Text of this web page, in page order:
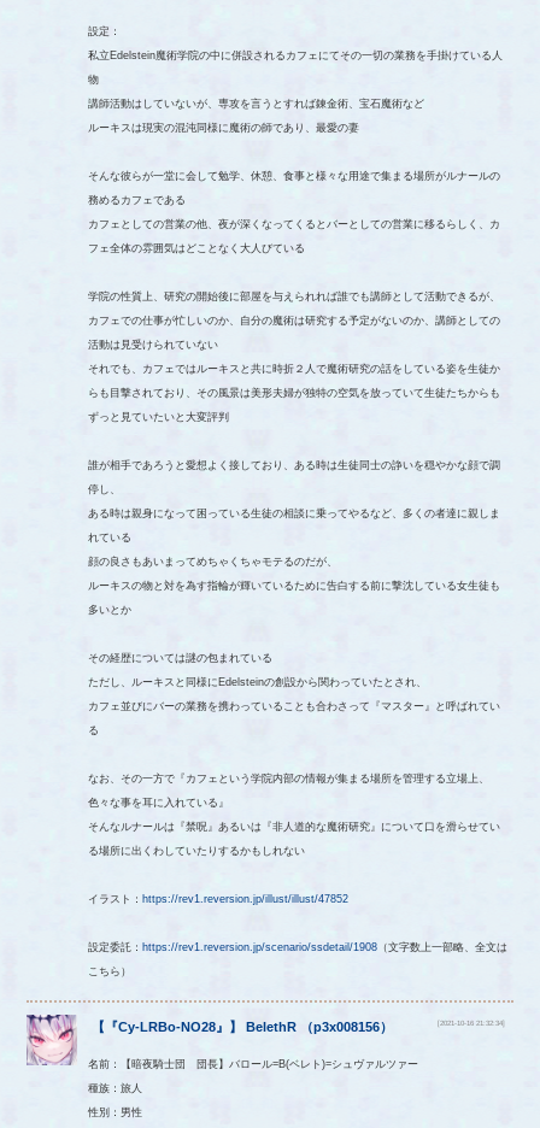
設定：
私立Edelstein魔術学院の中に併設されるカフェにてその一切の業務を手掛けている人
物
講師活動はしていないが、専攻を言うとすれば錬金術、宝石魔術など
ルーキスは現実の混沌同様に魔術の師であり、最愛の妻
そんな彼らが一堂に会して勉学、休憩、食事と様々な用途で集まる場所がルナールの
務めるカフェである
カフェとしての営業の他、夜が深くなってくるとバーとしての営業に移るらしく、カ
フェ全体の雰囲気はどことなく大人びている
学院の性質上、研究の開始後に部屋を与えられれば誰でも講師として活動できるが、
カフェでの仕事が忙しいのか、自分の魔術は研究する予定がないのか、講師としての
活動は見受けられていない
それでも、カフェではルーキスと共に時折２人で魔術研究の話をしている姿を生徒か
らも目撃されており、その風景は美形夫婦が独特の空気を放っていて生徒たちからも
ずっと見ていたいと大変評判
誰が相手であろうと愛想よく接しており、ある時は生徒同士の諍いを穏やかな顔で調
停し、
ある時は親身になって困っている生徒の相談に乗ってやるなど、多くの者達に親しま
れている
顔の良さもあいまってめちゃくちゃモテるのだが、
ルーキスの物と対を為す指輪が輝いているために告白する前に撃沈している女生徒も
多いとか
その経歴については謎の包まれている
ただし、ルーキスと同様にEdelsteinの創設から関わっていたとされ、
カフェ並びにバーの業務を携わっていることも合わさって『マスター』と呼ばれてい
る
なお、その一方で『カフェという学院内部の情報が集まる場所を管理する立場上、
色々な事を耳に入れている』
そんなルナールは『禁呪』あるいは『非人道的な魔術研究』について口を滑らせてい
る場所に出くわしていたりするかもしれない
イラスト： https://rev1.reversion.jp/illust/illust/47852
設定委託： https://rev1.reversion.jp/scenario/ssdetail/1908 （文字数上一部略、全文は
こちら）
【 『Cy-LRBo-NO28』 】BelethR （p3x008156） [2021-10-16 21:32:34]
名前：【暗夜騎士団 団長】バロール=B(ベレト)=シュヴァルツァー
種族：旅人
性別：男性